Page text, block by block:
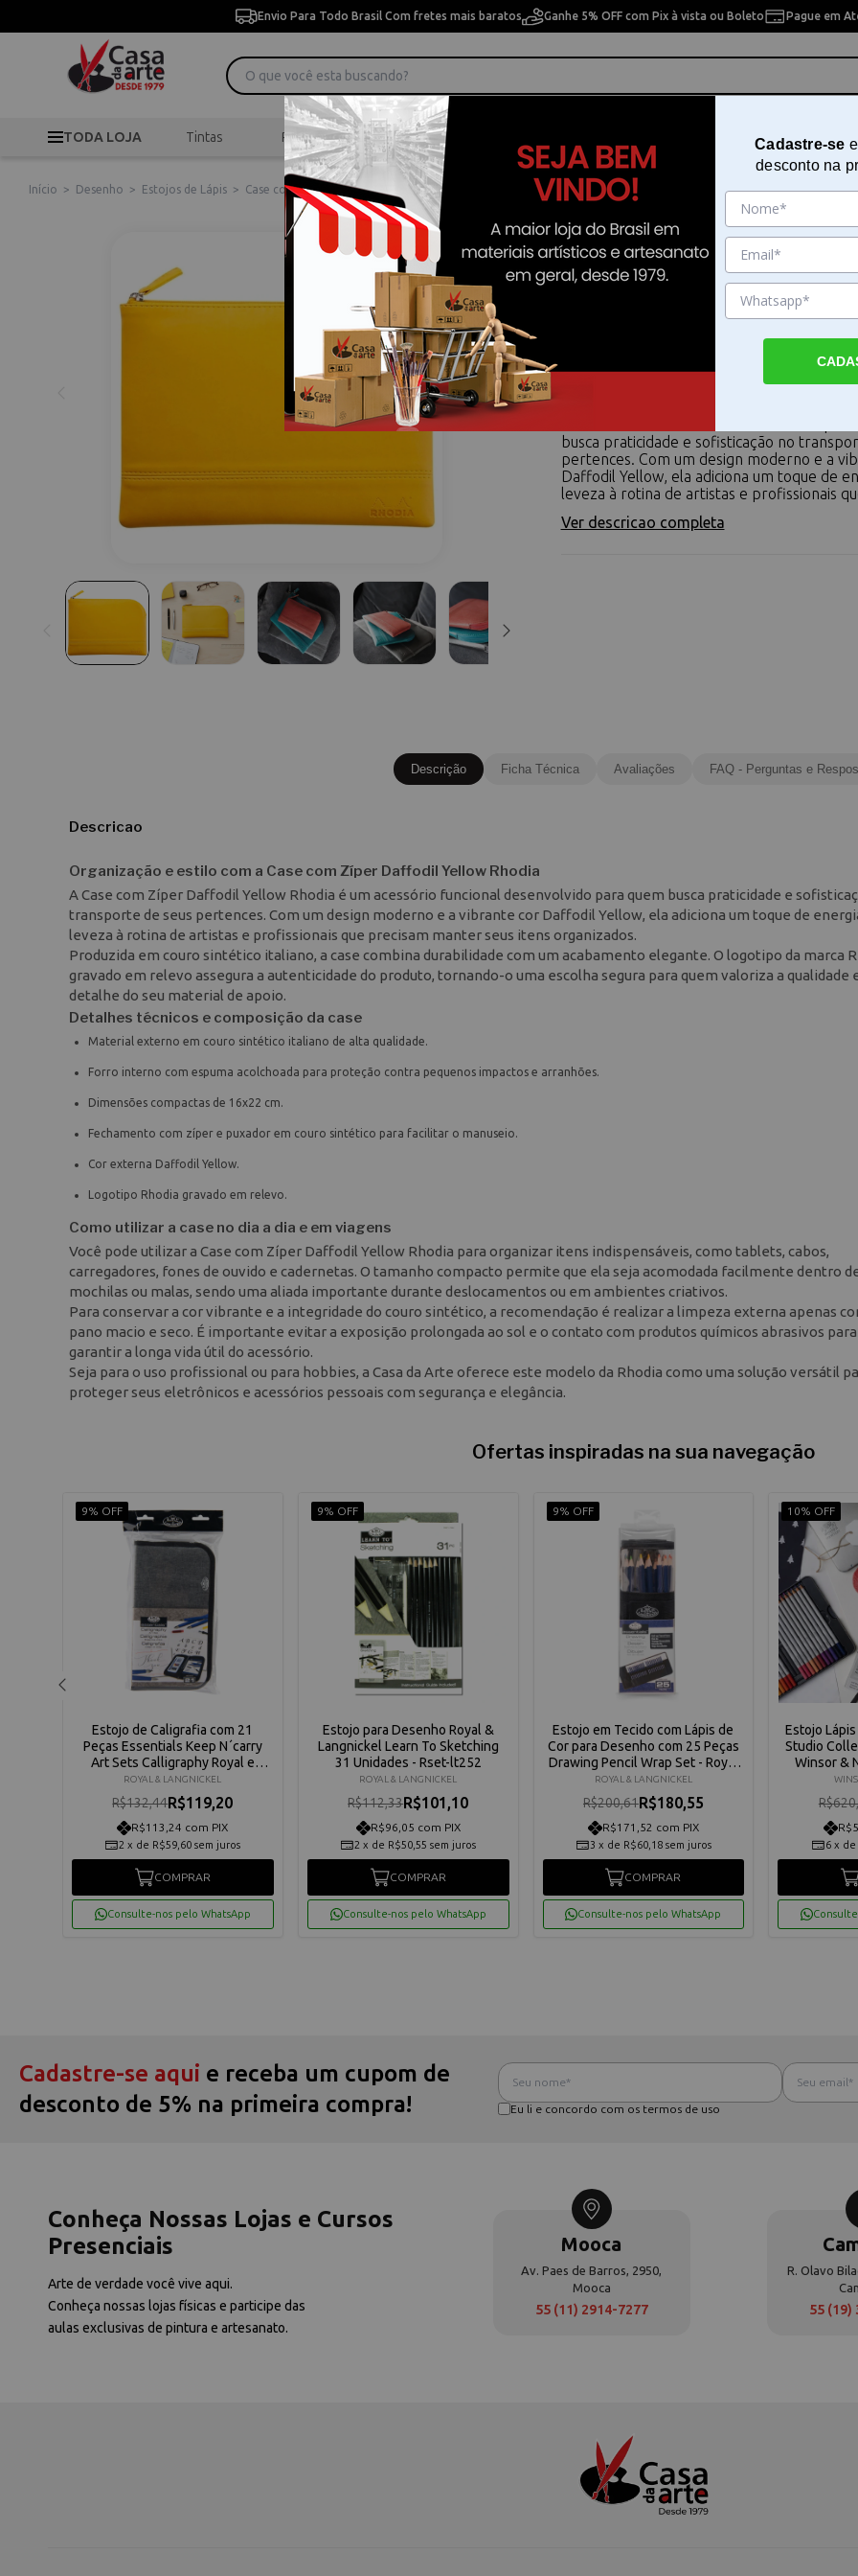
Envio Para Todo Brasil Com fretes mais baratos Ganhe 5% OFF com Pix à vista ou Boleto Pague em
TODA LOJA Tintas Pincéis Desenho Pintura
Início > Desenho > Estojos de Lápis > Case com Zíper Daffodil Yellow Rhodia 16x22cm - 116648c
Case com Zíper Daffodil Yellow
16x22cm - 116648c
Organização e estilo com a Case com
busca praticidade e sofisticação no
pertences. Com um design moderno e a
Daffodil Yellow, ela adiciona um toque de
leveza à rotina de artistas e profissionais
Ver descricao completa
Descrição Ficha Técnica Avaliações FAQ - Perguntas e
Descricao
Organização e estilo com a Case com Zíper Daffodil Yellow Rhodia
A Case com Zíper Daffodil Yellow Rhodia é um acessório funcional desenvolvido para quem busca praticidade e
transporte de seus pertences. Com um design moderno e a vibrante cor Daffodil Yellow, ela adiciona um toque de
leveza à rotina de artistas e profissionais que precisam manter seus itens organizados.
Produzida em couro sintético italiano, a case combina durabilidade com um acabamento elegante. O logotipo da marca
gravado em relevo assegura a autenticidade do produto, tornando-o uma escolha segura para quem valoriza a qualidade
detalhe do seu material de apoio.
Detalhes técnicos e composição da case
Material externo em couro sintético italiano de alta qualidade.
Forro interno com espuma acolchoada para proteção contra pequenos impactos e arranhões.
Dimensões compactas de 16x22 cm.
Fechamento com zíper e puxador em couro sintético para facilitar o manuseio.
Cor externa Daffodil Yellow.
Logotipo Rhodia gravado em relevo.
Como utilizar a case no dia a dia e em viagens
Você pode utilizar a Case com Zíper Daffodil Yellow Rhodia para organizar itens indispensáveis, como tablets, cabos,
carregadores, fones de ouvido e cadernetas. O tamanho compacto permite que ela seja acomodada facilmente dentro
mochilas ou malas, sendo uma aliada importante durante deslocamentos ou em ambientes criativos.
Para conservar a cor vibrante e a integridade do couro sintético, a recomendação é realizar a limpeza externa apenas
pano macio e seco. É importante evitar a exposição prolongada ao sol e o contato com produtos químicos abrasivos para
garantir a longa vida útil do acessório.
Seja para o uso profissional ou para hobbies, a Casa da Arte oferece este modelo da Rhodia como uma solução versátil
proteger seus eletrônicos e acessórios pessoais com segurança e elegância.
Ofertas inspiradas na sua navegação
9% OFF
Estojo de Caligrafia com 21
Peças Essentials Keep N´carry
Art Sets Calligraphy Royal e
Langnickel - Rset-kc112
ROYAL & LANGNICKEL
R$132,44R$119,20
R$113,24 com PIX
2 x de R$59,60 sem juros
COMPRAR
Consulte-nos pelo WhatsApp
9% OFF
Estojo para Desenho Royal &
Langnickel Learn To Sketching
31 Unidades - Rset-lt252
ROYAL & LANGNICKEL
R$112,33R$101,10
R$96,05 com PIX
2 x de R$50,55 sem juros
COMPRAR
Consulte-nos pelo WhatsApp
9% OFF
Estojo em Tecido com Lápis de
Cor para Desenho com 25 Peças
Drawing Pencil Wrap Set - Royal
e Langnickel Rart-2302
ROYAL & LANGNICKEL
R$200,61R$180,55
R$171,52 com PIX
3 x de R$60,18 sem juros
COMPRAR
Consulte-nos pelo WhatsApp
10% OFF
Estojo
Studio
Winsor &
6 x de
Cadastre-se aqui e receba um cupom de
desconto de 5% na primeira compra!
Eu li e concordo com os termos de uso
Conheça Nossas Lojas e Cursos
Presenciais
Arte de verdade você vive aqui.
Conheça nossas lojas físicas e participe das
aulas exclusivas de pintura e artesanato.
Mooca
Av. Paes de Barros, 2950,
Mooca
55 (11) 2914-7277
R. Olavo
55 (19)
Cadastre-se
desconto na